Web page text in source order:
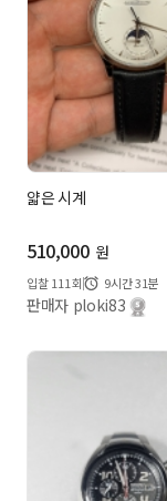
얇은 시계
510,000 원
입찰 111 회 9시간 31분
판매자 ploki83